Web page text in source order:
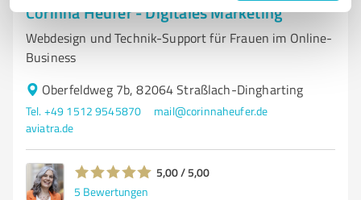
Corinna Heufer - Digitales Marketing
Webdesign und Technik-Support für Frauen im Online-
Business
Oberfeldweg 7b, 82064 Straßlach-Dingharting
Tel. +49 1512 9545870
mail@corinnaheufer.de
aviatra.de
5,00 / 5,00
5 Bewertungen